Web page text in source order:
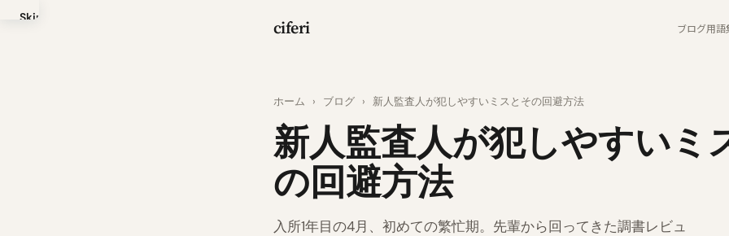
Skip
ciferi ブログ用語
ホーム › ブログ › 新人監査人が犯しやすいミスとその回避方法
新人監査人が犯しやすいミ
の回避方法
入所1年目の4月、初めての繁忙期。先輩から回ってきた調書レビュ